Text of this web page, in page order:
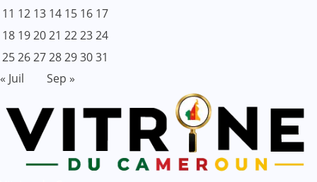
11 12 13 14 15 16 17
18 192021 222324
25262728293031
« Juil
Sep »